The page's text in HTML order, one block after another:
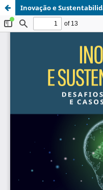
Inovação e